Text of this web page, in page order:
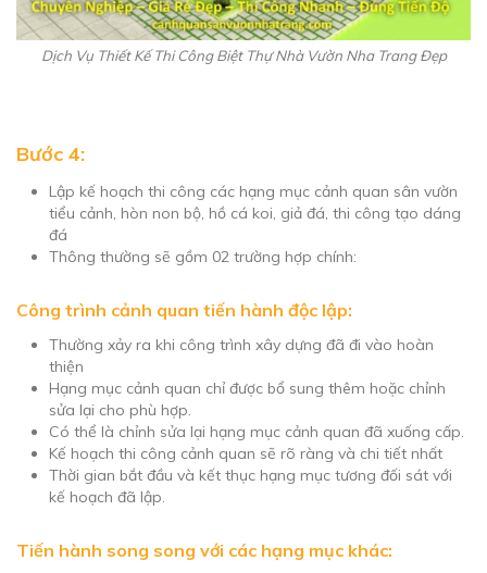
Dịch Vụ Thiết Kế Thi Công Biệt Thự Nhà Vườn Nha Trang Đẹp
Bước 4:
Lập kế hoạch thi công các hạng mục cảnh quan sân vườn
tiểu cảnh, hòn non bộ, hồ cá koi, giả đá, thi công tạo dáng
đá
Thông thường sẽ gồm 02 trường hợp chính:
Công trình cảnh quan tiến hành độc lập:
Thường xảy ra khi công trình xây dựng đã đi vào hoàn
thiện
Hạng mục cảnh quan chỉ được bổ sung thêm hoặc chỉnh
sửa lại cho phù hợp.
Có thể là chỉnh sửa lại hạng mục cảnh quan đã xuống cấp.
Kế hoạch thi công cảnh quan sẽ rõ ràng và chi tiết nhất
Thời gian bắt đầu và kết thục hạng mục tương đối sát với
kế hoạch đã lập.
Tiến hành song song với các hạng mục khác: